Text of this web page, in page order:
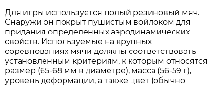
Для игры используется полый резиновый мяч.
Снаружи он покрыт пушистым войлоком для
придания определенных аэродинамических
свойств. Используемые на крупных
соревнованиях мячи должны соответствовать
установленным критериям, к которым относятся
размер (65-68 мм в диаметре), масса (56-59 г),
уровень деформации, а также цвет (обычно